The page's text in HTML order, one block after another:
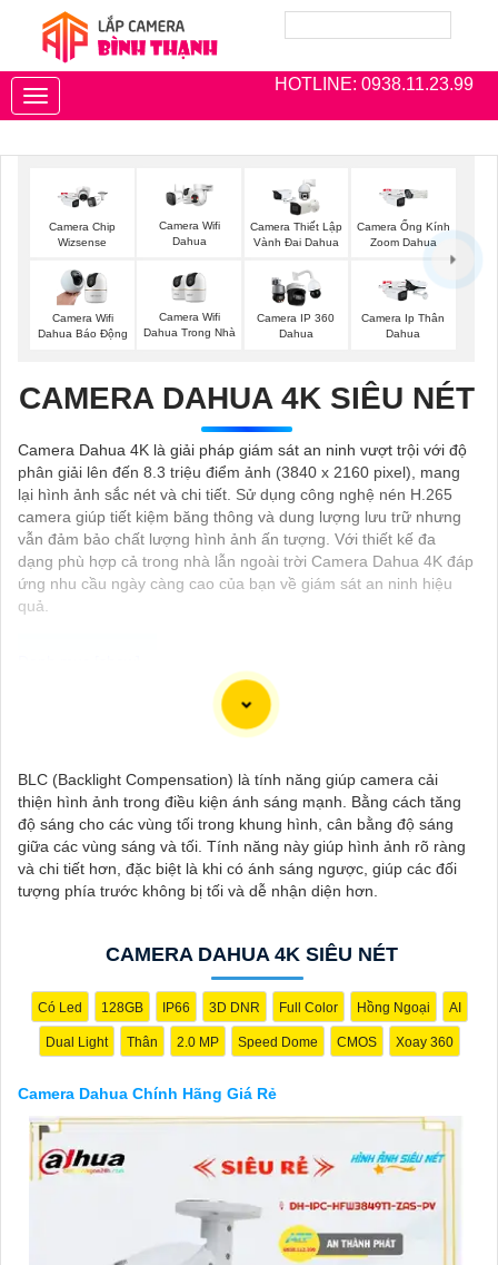
HOTLINE: 0938.11.23.99
Toggle
navigation
Camera Chip
Wizsense
Camera Wifi
Dahua
Camera Thiết Lập
Vành Đai Dahua
Camera Ống Kính
Zoom Dahua
Camera Wifi
Dahua Báo Động
Camera Wifi
Dahua Trong Nhà
Camera IP 360
Dahua
Camera Ip Thân
Dahua
CAMERA DAHUA 4K SIÊU NÉT
Camera Dahua 4K là giải pháp giám sát an ninh vượt trội với độ
phân giải lên đến 8.3 triệu điểm ảnh (3840 x 2160 pixel), mang
lại hình ảnh sắc nét và chi tiết. Sử dụng công nghệ nén H.265
camera giúp tiết kiệm băng thông và dung lượng lưu trữ nhưng
vẫn đảm bảo chất lượng hình ảnh ấn tượng. Với thiết kế đa
dạng phù hợp cả trong nhà lẫn ngoài trời Camera Dahua 4K đáp
ứng nhu cầu ngày càng cao của bạn về giám sát an ninh hiệu
quả.
Dạ chắc chắn, đây là tư vấn của tôi về Camera Dahua chính
ninh và giám sát.⚒2:Để Hoàn toàn tin cậy mua Camera Dahua
chính hãng, bạn nên mua từ các cửa hàng uy tín hoặc các đại lý
chính thức của Dahua.☄️ 3:Mức giá của Camera Dahua có thể
thay đổi tùy vào model và chức năng của camera. Bạn nên tìm
hiểu kỹ trước khi đầu tư.🎖️ 4:Chất lượng của Camera Dahua
được đánh giá cao với độ phân giải cao, tính năng thông minh
có thể tham khảo trên các website thương mại điện tử hoặc tại
các cửa hàng điện tử.
Hy vọng rằng những thông tin trên sẽ giúp bạn chọn lựa được
Camera Dahua chính hãng, giá rẻ và chất lượng. Nếu bạn có
thêm câu hỏi hoặc cần tư vấn thêm, đừng ngần ngại để lại Cung
cấp cho công trình biết.
BLC (Backlight Compensation) là tính năng giúp camera cải
thiện hình ảnh trong điều kiện ánh sáng mạnh. Bằng cách tăng
độ sáng cho các vùng tối trong khung hình, cân bằng độ sáng
giữa các vùng sáng và tối. Tính năng này giúp hình ảnh rõ ràng
và chi tiết hơn, đặc biệt là khi có ánh sáng ngược, giúp các đối
tượng phía trước không bị tối và dễ nhận diện hơn.
CAMERA DAHUA 4K SIÊU NÉT
Có Led 128GB IP66 3D DNR Full Color Hồng Ngoại AI
Dual Light Thân 2.0 MP Speed Dome CMOS Xoay 360
Camera Dahua Chính Hãng Giá Rẻ